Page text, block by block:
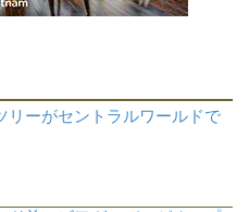
リーがセントラルワールドで